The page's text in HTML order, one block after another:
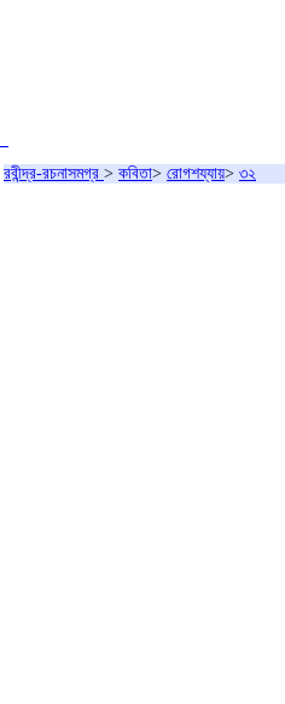
রবীন্দ্র-রচনাসমগ্র > কবিতা> রোগশয্যায়> ৩২